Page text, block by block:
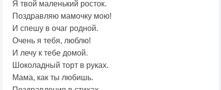
Я твой маленький росток.
Поздравляю мамочку мою!
И спешу в очаг родной.
Очень я тебя, люблю!
И лечу к тебе домой.
Шоколадный торт в руках.
Мама, как ты любишь.